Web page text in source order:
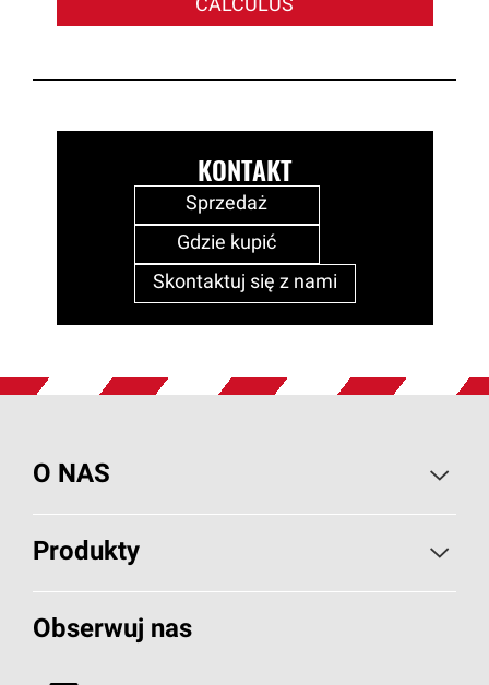
CALCULUS
KONTAKT
Sprzedaż
Gdzie kupić
Skontaktuj się z nami
O NAS
O PAROC
Wiadomości i artykuły
Projekty referencyjne
Produkty
Izolacje Budowlane
Obserwuj nas